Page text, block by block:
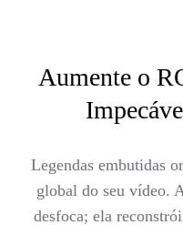
Aumente o
Legendas embutidas
global do seu vídeo.
desfoca; ela